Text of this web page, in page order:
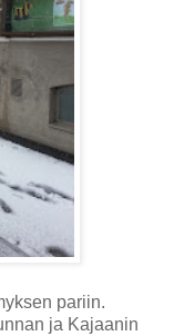
pariin.
ja Kajaanin